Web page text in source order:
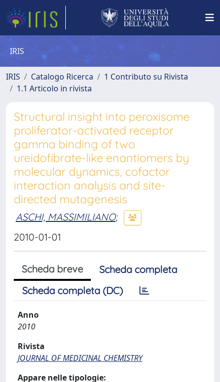
IRIS
IRIS Catalogo Ricerca
1 Contributo su Rivista
1.1 Articolo in rivista
Structural insight into peroxisome
proliferator-activated receptor
gamma binding of two
ureidofibrate-like enantiomers by
molecular dynamics, cofactor
interaction analysis and site-
directed mutagenesis
ASCHI, MASSIMILIANO;
2010-01-01
Scheda breve
Scheda completa
Scheda completa (DC)
Anno
2010
Rivista
JOURNAL OF MEDICINAL CHEMISTRY
Appare nelle tipologie: